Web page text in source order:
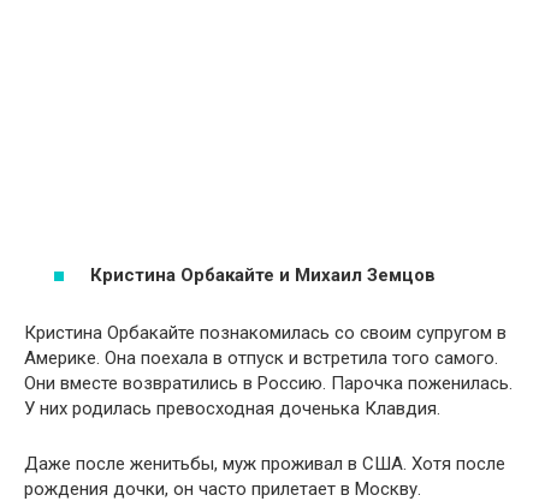
Кристина Орбакайте и Михаил Земцов
Кристина Орбакайте познакомилась со своим супругом в
Америке. Она поехала в отпуск и встретила того самого.
Они вместе возвратились в Россию. Парочка поженилась.
У них родилась превосходная доченька Клавдия.
Даже после женитьбы, муж проживал в США. Хотя после
рождения дочки, он часто прилетает в Москву.